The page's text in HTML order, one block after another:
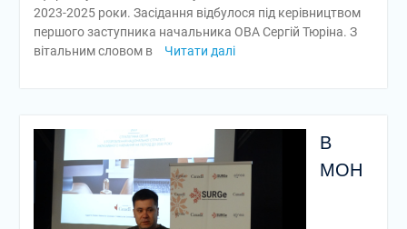
2023-2025 роки. Засідання відбулося під керівництвом
першого заступника начальника ОВА Сергій Тюріна. З
вітальним словом в
Читати далі
В
МОН